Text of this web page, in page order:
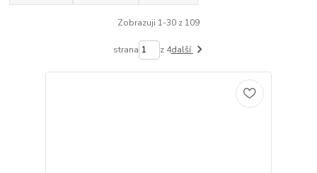
Zobrazuji 1-30 z 109
strana z 4další